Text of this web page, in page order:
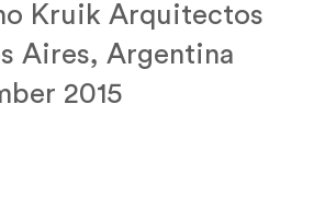
Kruik Arquitectos
Aires, Argentina
2015